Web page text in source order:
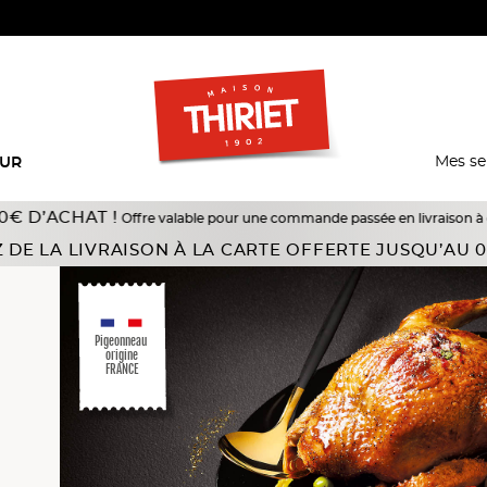
Mes
!Offre valable pour une commande passée en livraison à domicile
DE LA LIVRAISON À LA CARTE OFFERTE JUSQU’AU
Pigeonneau
origine
FRANCE